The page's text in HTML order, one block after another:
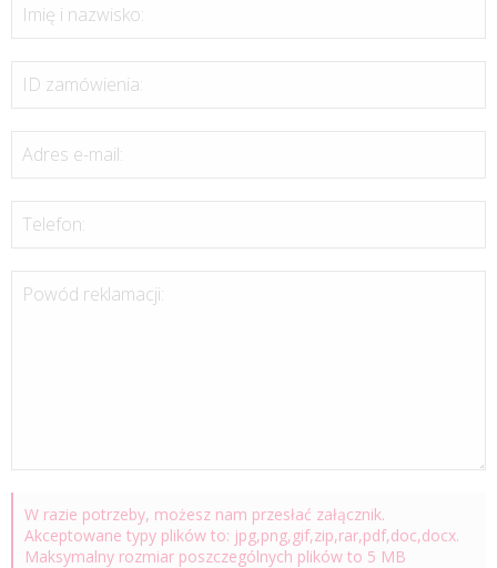
Imię i nazwisko:
ID zamówienia:
Adres e-mail:
Telefon:
Powód reklamacji:
W razie potrzeby, możesz nam przesłać załącznik.
Akceptowane typy plików to: jpg,png,gif,zip,rar,pdf,doc,docx.
Maksymalny rozmiar poszczególnych plików to 5 MB